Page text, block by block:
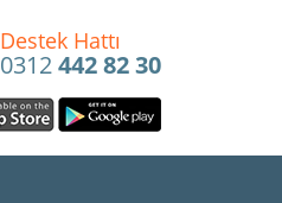
Destek Hattı
0312442 82 30